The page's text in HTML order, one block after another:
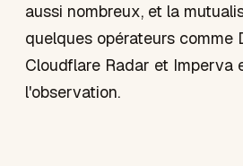
aussi nombreux, et la
quelques opérateurs comme
Cloudflare Radar et Imperva
l'observation.